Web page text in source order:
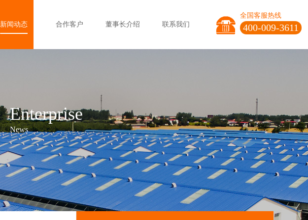
全国客服热线
400-009-3611
新闻动态 合作客户 董事长介绍 联系我们
Enterprise
News